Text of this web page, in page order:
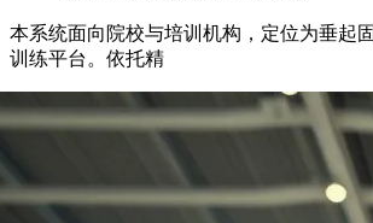
本系统面向院校与培训机构，定位为垂起
训练平台。依托精